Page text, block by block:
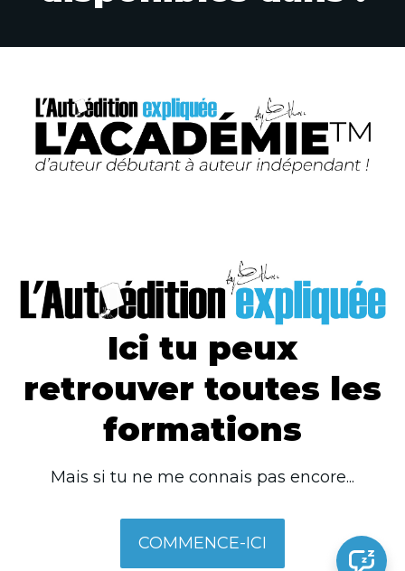
Ici tu peux
retrouver toutes les
formations
Mais si tu ne me connais pas encore...
COMMENCE-ICI